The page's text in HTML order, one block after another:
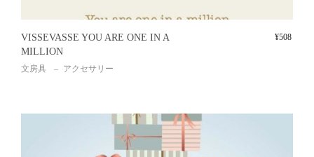
VISSEVASSE YOU ARE ONE IN A
MILLION
文房具 アクセサリー
¥508